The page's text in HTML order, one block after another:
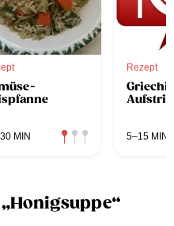
MIN
Rezept
5–15 MIN